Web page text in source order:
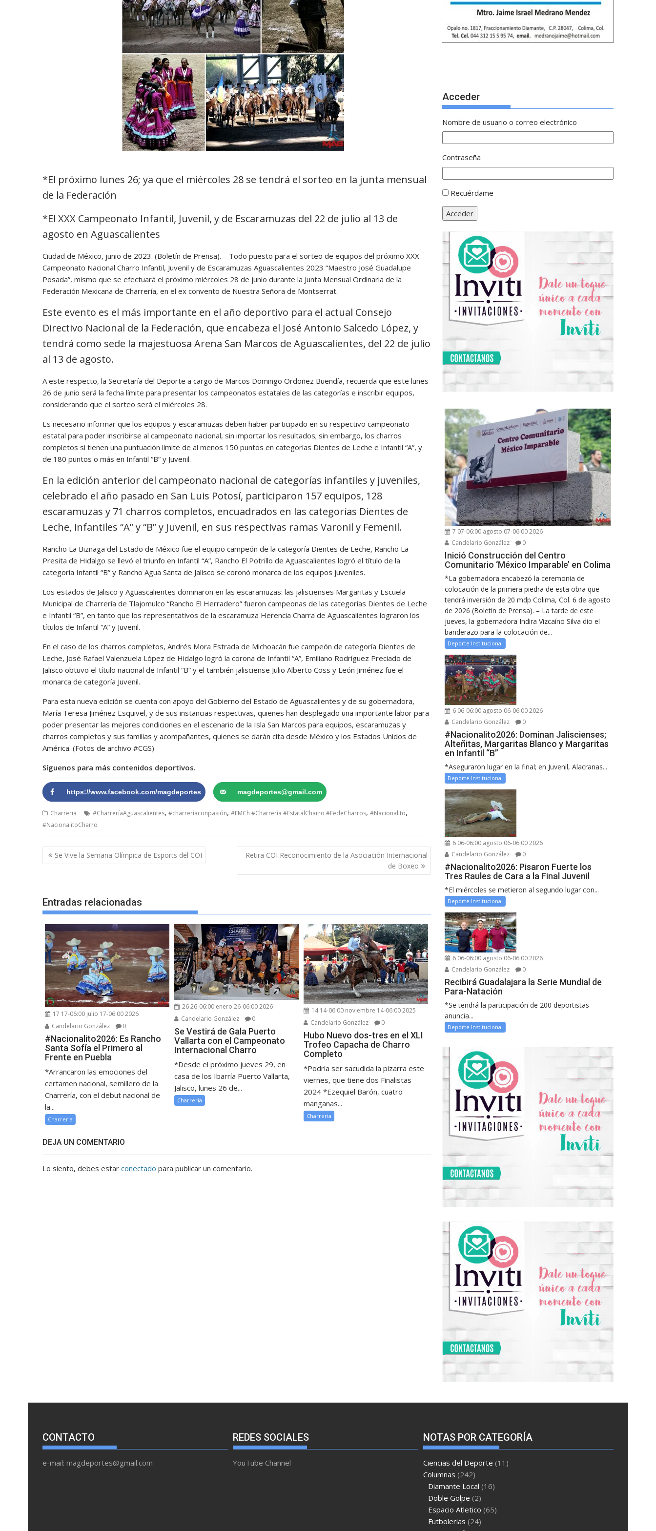
*El próximo lunes 26; ya que el miércoles 28 se tendrá el sorteo en la junta mensual
de la Federación
*El XXX Campeonato Infantil, Juvenil, y de Escaramuzas del 22 de julio al 13 de
agosto en Aguascalientes
Ciudad de México, junio de 2023. (Boletín de Prensa). – Todo puesto para el sorteo de equipos del próximo XXX
Campeonato Nacional Charro Infantil, Juvenil y de Escaramuzas Aguascalientes 2023 “Maestro José Guadalupe
Posada”, mismo que se efectuará el próximo miércoles 28 de junio durante la Junta Mensual Ordinaria de la
Federación Mexicana de Charrería, en el ex convento de Nuestra Señora de Montserrat.
Este evento es el más importante en el año deportivo para el actual Consejo
Directivo Nacional de la Federación, que encabeza el José Antonio Salcedo López, y
tendrá como sede la majestuosa Arena San Marcos de Aguascalientes, del 22 de julio
al 13 de agosto.
A este respecto, la Secretaría del Deporte a cargo de Marcos Domingo Ordoñez Buendía, recuerda que este lunes
26 de junio será la fecha límite para presentar los campeonatos estatales de las categorías e inscribir equipos,
considerando que el sorteo será el miércoles 28.
Es necesario informar que los equipos y escaramuzas deben haber participado en su respectivo campeonato
estatal para poder inscribirse al campeonato nacional, sin importar los resultados; sin embargo, los charros
completos sí tienen una puntuación límite de al menos 150 puntos en categorías Dientes de Leche e Infantil “A”, y
de 180 puntos o más en Infantil “B” y Juvenil.
En la edición anterior del campeonato nacional de categorías infantiles y juveniles,
celebrado el año pasado en San Luis Potosí, participaron 157 equipos, 128
escaramuzas y 71 charros completos, encuadrados en las categorías Dientes de
Leche, infantiles “A” y “B” y Juvenil, en sus respectivas ramas Varonil y Femenil.
Rancho La Biznaga del Estado de México fue el equipo campeón de la categoría Dientes de Leche, Rancho La
Presita de Hidalgo se llevó el triunfo en Infantil “A”, Rancho El Potrillo de Aguascalientes logró el título de la
categoría Infantil “B” y Rancho Agua Santa de Jalisco se coronó monarca de los equipos juveniles.
Los estados de Jalisco y Aguascalientes dominaron en las escaramuzas: las jaliscienses Margaritas y Escuela
Municipal de Charrería de Tlajomulco “Rancho El Herradero” fueron campeonas de las categorías Dientes de Leche
e Infantil “B”, en tanto que los representativos de la escaramuza Herencia Charra de Aguascalientes lograron los
títulos de Infantil “A” y Juvenil.
En el caso de los charros completos, Andrés Mora Estrada de Michoacán fue campeón de categoría Dientes de
Leche, José Rafael Valenzuela López de Hidalgo logró la corona de Infantil “A”, Emiliano Rodríguez Preciado de
Jalisco obtuvo el título nacional de Infantil “B” y el también jalisciense Julio Alberto Coss y León Jiménez fue el
monarca de categoría Juvenil.
Para esta nueva edición se cuenta con apoyo del Gobierno del Estado de Aguascalientes y de su gobernadora,
María Teresa Jiménez Esquivel, y de sus instancias respectivas, quienes han desplegado una importante labor para
poder presentar las mejores condiciones en el escenario de la Isla San Marcos para equipos, escaramuzas y
charros completos y sus familias y acompañantes, quienes se darán cita desde México y los Estados Unidos de
América. (Fotos de archivo #CGS)
Síguenos para más contenidos deportivos.
https://www.facebook.com/magdeportes magdeportes@gmail.com
Charreria #CharreríaAguascalientes, #charreríaconpasión, #FMCh #Charrería #EstatalCharro #FedeCharros, #Nacionalito,
#NacionalitoCharro
Navegación
de
Se Vive la Semana Olímpica de Esports del COI
Retira COI Reconocimiento de la Asociación Internacional
de Boxeo
Entradas relacionadas
17 17-06:00 julio 17-06:00 2026
Candelario González
0
#Nacionalito2026: Es Rancho
Santa Sofía el Primero al
Frente en Puebla
*Arrancaron las emociones del
certamen nacional, semillero de la
Charrería, con el debut nacional de
la...
Charreria
26 26-06:00 enero 26-06:00 2026
Candelario González
0
Se Vestirá de Gala Puerto
Vallarta con el Campeonato
Internacional Charro
*Desde el próximo jueves 29, en
casa de los Ibarría Puerto Vallarta,
Jalisco, lunes 26 de...
Charreria
14 14-06:00 noviembre 14-06:00 2025
Candelario González
0
Hubo Nuevo dos-tres en el XLI
Trofeo Capacha de Charro
Completo
*Podría ser sacudida la pizarra este
viernes, que tiene dos Finalistas
2024 *Ezequiel Barón, cuatro
manganas...
Charreria
DEJA UN COMENTARIO
Lo siento, debes estar conectado para publicar un comentario.
Acceder
Nombre de usuario o correo electrónico
Contraseña
Recuérdame
Acceder
7 07-06:00 agosto 07-06:00 2026
Candelario González
0
Inició Construcción del Centro
Comunitario ‘México Imparable’ en Colima
*La gobernadora encabezó la ceremonia de
colocación de la primera piedra de esta obra que
tendrá inversión de 20 mdp Colima, Col. 6 de agosto
de 2026 (Boletín de Prensa). – La tarde de este
jueves, la gobernadora Indira Vizcaíno Silva dio el
banderazo para la colocación de...
Deporte Institucional
6 06-06:00 agosto 06-06:00 2026
Candelario González
0
#Nacionalito2026: Dominan Jaliscienses;
Alteñitas, Margaritas Blanco y Margaritas
en Infantil “B”
*Aseguraron lugar en la final; en Juvenil, Alacranas...
Deporte Institucional
6 06-06:00 agosto 06-06:00 2026
Candelario González
0
#Nacionalito2026: Pisaron Fuerte los
Tres Raules de Cara a la Final Juvenil
*El miércoles se metieron al segundo lugar con...
Deporte Institucional
6 06-06:00 agosto 06-06:00 2026
Candelario González
0
Recibirá Guadalajara la Serie Mundial de
Para-Natación
*Se tendrá la participación de 200 deportistas
anuncia...
Deporte Institucional
CONTACTO
e-mail: magdeportes@gmail.com
REDES SOCIALES
YouTube Channel
NOTAS POR CATEGORÍA
Ciencias del Deporte (11)
Columnas (242)
Diamante Local (16)
Doble Golpe (2)
Espacio Atletico (65)
Futbolerias (24)